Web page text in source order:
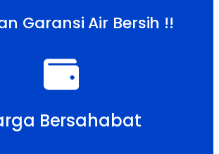
Garansi Air Bersih !!
Bersahabat